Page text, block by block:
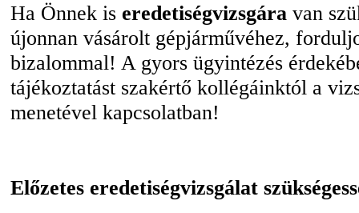
Ha Önnek is eredetiségvizsgára van
újonnan vásárolt gépjárművéhez,
bizalommal! A gyors ügyintézés
tájékoztatást szakértő kollégáinktól a
menetével kapcsolatban!
Előzetes eredetiségvizsgálat